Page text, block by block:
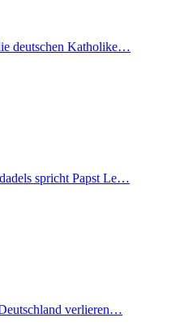
deutschen Katholike…
spricht Papst Le…
verlieren…